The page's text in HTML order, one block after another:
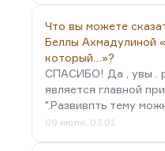
Что вы можете
Беллы Ахмадулиной
который…»?
СПАСИБО! Да , увы .
является главной
".Развивпть тему
09 июля, 03:01